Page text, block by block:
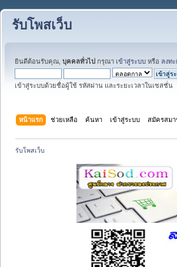
รับโพสเว็บ
ยินดีต้อนรับคุณ, บุคคลทั่วไป กรุณา เข้าสู่ระบบ หรือ ลงท
เข้าสู่ระบบด้วยชื่อผู้ใช้ รหัสผ่าน และระยะเวลาในเซสชั่น
หน้าแรก ช่วยเหลือ ค้นหา เข้าสู่ระบบ สมัครสม
รับโพสเว็บ